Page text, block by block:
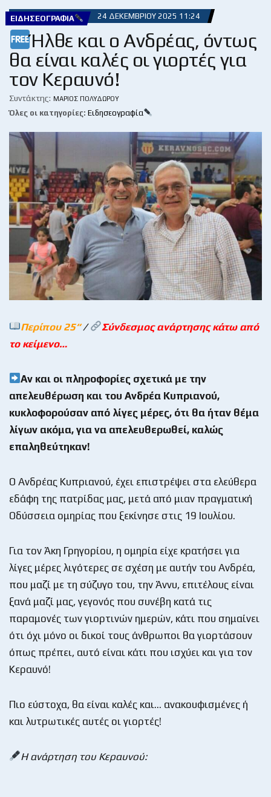
ΕΙΔΗΣΕΟΓΡΑΦΊΑ 24 ΔΕΚΕΜΒΡΊΟΥ 2025 11:24
Ήλθε και ο Ανδρέας, όντως
θα είναι καλές οι γιορτές για
τον Κεραυνό!
Συντάκτης: ΜΆΡΙΟΣ ΠΟΛΥΔΏΡΟΥ
Όλες οι κατηγορίες: Ειδησεογραφία
Περίπου 25“/
Σύνδεσμος ανάρτησης κάτω από
το κείμενο…
Αν και οι πληροφορίες σχετικά με την
απελευθέρωση και του Ανδρέα Κυπριανού,
κυκλοφορούσαν από λίγες μέρες, ότι θα ήταν θέμα
λίγων ακόμα, για να απελευθερωθεί, καλώς
επαληθεύτηκαν!
Ο Ανδρέας Κυπριανού, έχει επιστρέψει στα ελεύθερα
εδάφη της πατρίδας μας, μετά από μιαν πραγματική
Οδύσσεια ομηρίας που ξεκίνησε στις 19 Ιουλίου.
Για τον Άκη Γρηγορίου, η ομηρία είχε κρατήσει για
λίγες μέρες λιγότερες σε σχέση με αυτήν του Ανδρέα,
που μαζί με τη σύζυγο του, την Άννυ, επιτέλους είναι
ξανά μαζί μας, γεγονός που συνέβη κατά τις
παραμονές των γιορτινών ημερών, κάτι που σημαίνει
ότι όχι μόνο οι δικοί τους άνθρωποι θα γιορτάσουν
όπως πρέπει, αυτό είναι κάτι που ισχύει και για τον
Κεραυνό!
Πιο εύστοχα, θα είναι καλές και… ανακουφισμένες ή
και λυτρωτικές αυτές οι γιορτές!
Η ανάρτηση του Κεραυνού: